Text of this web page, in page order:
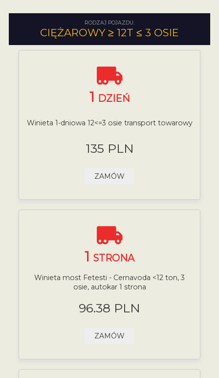
RODZAJ POJAZDU:
CIĘŻAROWY ≥ 12T ≤ 3 OSIE
1 DZIEŃ
Winieta 1-dniowa 12<=3 osie transport towarowy
135 PLN
ZAMÓW
1 STRONA
Winieta most Fetesti - Cernavoda <12 ton, 3
osie, autokar 1 strona
96.38 PLN
ZAMÓW